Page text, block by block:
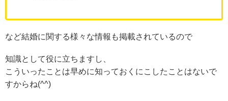
など結婚に関する様々な情報も掲載されているので
知識として役に立ちますし、
こういったことは早めに知っておくにこしたことはないで
すからね(^^)